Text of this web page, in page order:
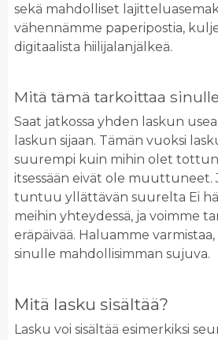
sekä mahdolliset
vähennämme paperipostia,
digitaalista hiilijalanjälkeä.
Mitä tämä tarkoittaa
Saat jatkossa yhden laskun
laskun sijaan. Tämän vuoksi
suurempi kuin mihin olet
itsessään eivät ole muuttuneet.
tuntuu yllättävän suurelta Ei
meihin yhteydessä, ja voimme
eräpäivää. Haluamme
sinulle mahdollisimman sujuva.
Mitä lasku sisältää?
Lasku voi sisältää esimerkiksi